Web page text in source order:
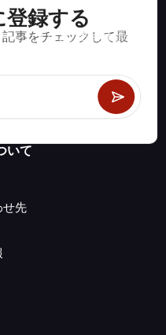
録する
事をチェックして最
レットなど、数百種類の
情報。
いて
せ先